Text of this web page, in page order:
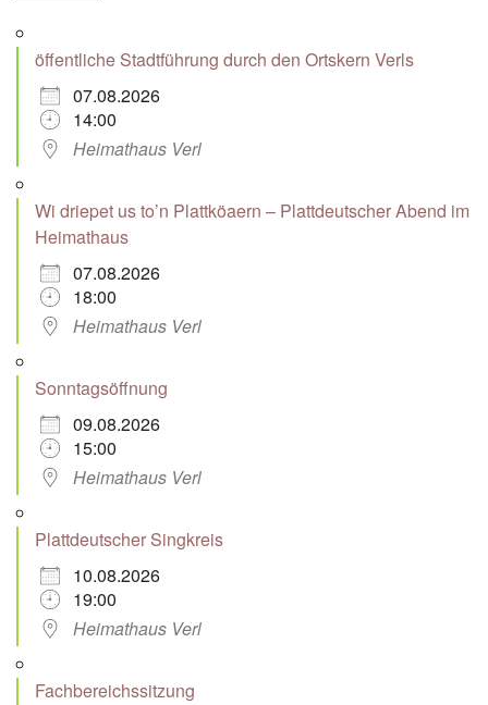
öffentliche Stadtführung durch den Ortskern Verls
07.08.2026
14:00
Heimathaus Verl
Wi driepet us to’n Plattköaern – Plattdeutscher Abend im
Heimathaus
07.08.2026
18:00
Heimathaus Verl
Sonntagsöffnung
09.08.2026
15:00
Heimathaus Verl
Plattdeutscher Singkreis
10.08.2026
19:00
Heimathaus Verl
Fachbereichssitzung